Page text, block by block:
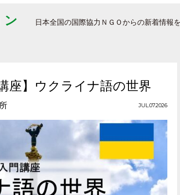
日本全国の国際協力ＮＧＯからの新着情報
座】ウクライナ語の世界
JUL.07.2026